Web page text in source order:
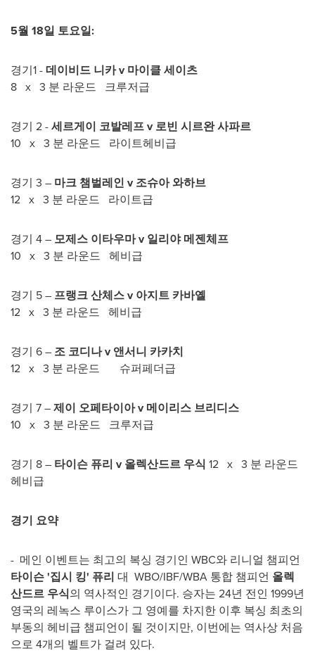
5월 18일 토요일:
경기1 -데이비드 니카v 마이클 세이츠
8 x 3 분 라운드 크루저급
경기 2 -세르게이 코발레프v 로빈 시르완 사파르
10 x 3 분 라운드 라이트헤비급
경기 3 – 마크 챔벌레인 v 조슈아 와하브
12 x 3 분 라운드 라이트급
경기 4 – 모제스 이타우마v 일리야 메젠체프
10 x 3 분 라운드 헤비급
경기 5 – 프랭크 산체스v 아지트 카바옐
12 x 3 분 라운드 헤비급
경기 6 – 조 코디나v 앤서니 카카치
12 x 3 분 라운드 슈퍼페더급
경기 7 –제이 오페타이아v 메이리스 브리디스
10 x 3 분 라운드 크루저급
경기 8 – 타이슨 퓨리 v 올렉산드르 우식 12 x 3 분 라운드
헤비급
경기 요약
- 메인 이벤트는 최고의 복싱 경기인 WBC와 리니얼 챔피언
타이슨'집시 킹' 퓨리 대 WBO/IBF/WBA 통합 챔피언 올렉
산드르 우식의 역사적인 경기이다. 승자는 24년 전인 1999년
영국의 레녹스 루이스가 그 영예를 차지한 이후 복싱 최초의
부동의 헤비급 챔피언이 될 것이지만, 이번에는 역사상 처음
으로 4개의 벨트가 걸려 있다.